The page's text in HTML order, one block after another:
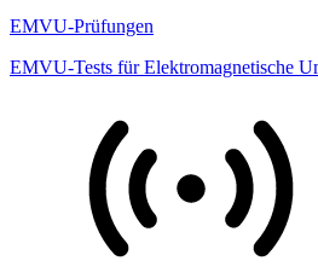
EMVU-Prüfungen
EMVU-Tests für Elektromagnetische